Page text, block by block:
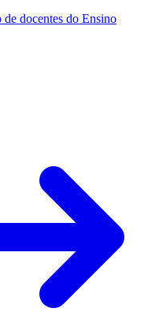
docentes do Ensino